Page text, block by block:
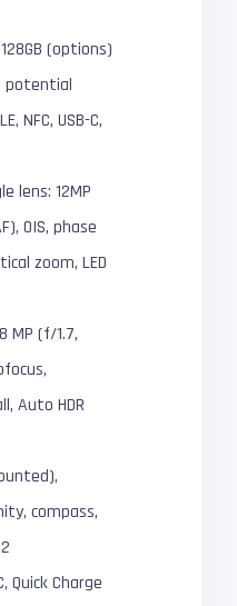
(options)
potential
NFC, USB-C,
lens: 12MP
OIS, phase
zoom, LED
8 MP (f/1.7,
Auto HDR
compass,
Quick Charge